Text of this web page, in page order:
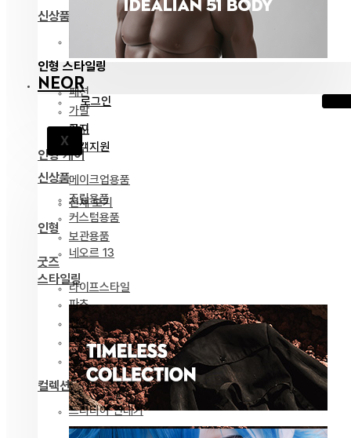
신상품
인형 스타일링
패션
가발
안구
인형 케어
메이크업용품
조립용품
커스텀용품
보관용품
굿즈
라이프스타일
NEOR
로그인
X
공지
고객지원
신상품
전체 보기
인형
네오르 13
스타일링
파츠
안구
의상
도구
컬렉션
드리티아 연대기